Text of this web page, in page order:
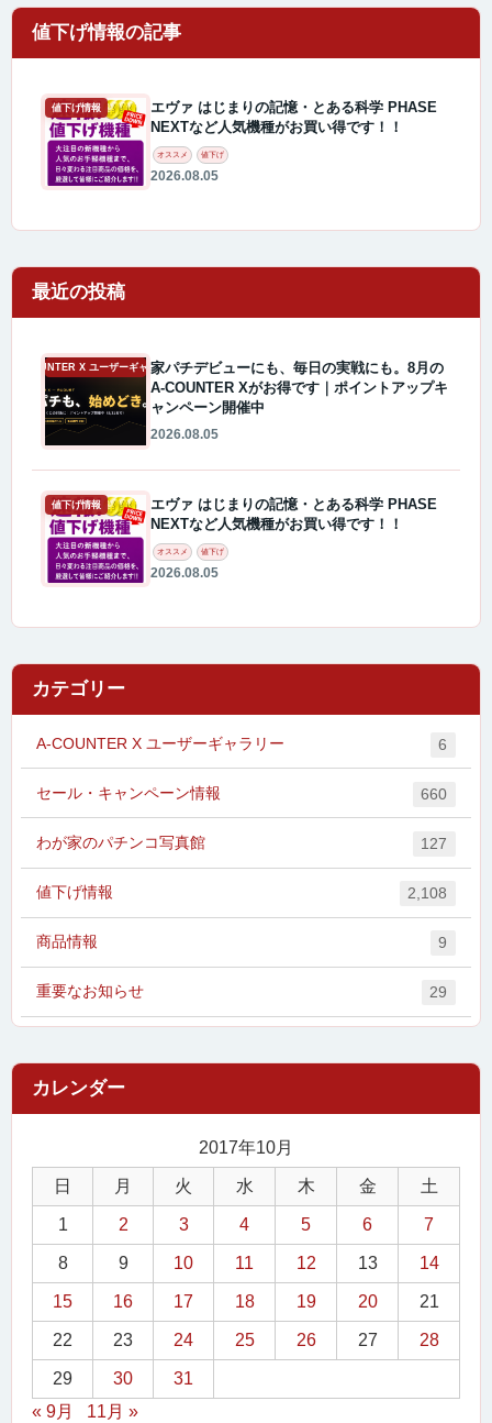
値下げ情報
エヴァ はじまりの記憶・とある科学 PHASE
NEXTなど人気機種がお買い得です！！
オススメ 値下げ
2026.08.05
最近の投稿
A-COUNTER X ユーザーギャラリー家パチデビューにも、毎日の実戦にも。8月の
A-COUNTER Xがお得です｜ポイントアップキ
ャンペーン開催中
2026.08.05
値下げ情報
エヴァ はじまりの記憶・とある科学 PHASE
NEXTなど人気機種がお買い得です！！
オススメ 値下げ
2026.08.05
カテゴリー
A-COUNTER X ユーザーギャラリー 6
セール・キャンペーン情報 660
わが家のパチンコ写真館 127
値下げ情報 2,108
商品情報 9
重要なお知らせ 29
2017年10月
日 月 火 水 木 金 土
1 2 3 4 5 6 7
8 9 10 11 12 13 14
15 16 17 18 19 20 21
22 23 24 25 26 27 28
29 30
31
« 9月
11月 »